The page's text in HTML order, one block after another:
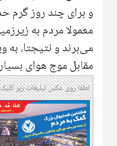
و برای چند روز
معمولا مردم به
می‌برند و نتیجتا، به
مقابل موج هوای
لطفا روی عکس تبلیغات زیر